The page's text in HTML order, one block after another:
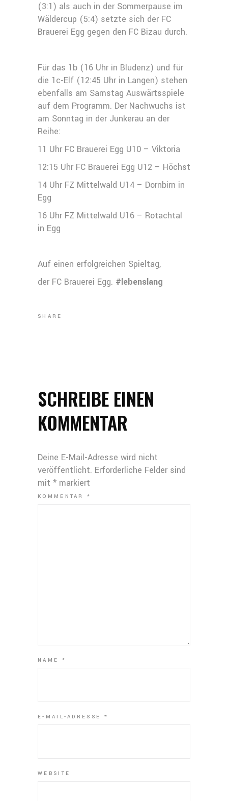
(3:1) als auch in der Sommerpause im
Wäldercup (5:4) setzte sich der FC
Brauerei Egg gegen den FC Bizau durch.
Für das 1b (16 Uhr in Bludenz) und für
die 1c-Elf (12:45 Uhr in Langen) stehen
ebenfalls am Samstag Auswärtsspiele
auf dem Programm. Der Nachwuchs ist
am Sonntag in der Junkerau an der
Reihe:
11 Uhr FC Brauerei Egg U10 – Viktoria
12:15 Uhr FC Brauerei Egg U12 – Höchst
14 Uhr FZ Mittelwald U14 – Dornbirn in
Egg
16 Uhr FZ Mittelwald U16 – Rotachtal
in Egg
Auf einen erfolgreichen Spieltag,
der FC Brauerei Egg. #lebenslang
SHARE
SCHREIBE EINEN
KOMMENTAR
Deine E-Mail-Adresse wird nicht
veröffentlicht. Erforderliche Felder sind
mit * markiert
KOMMENTAR*
NAME *
E-MAIL-ADRESSE *
WEBSITE